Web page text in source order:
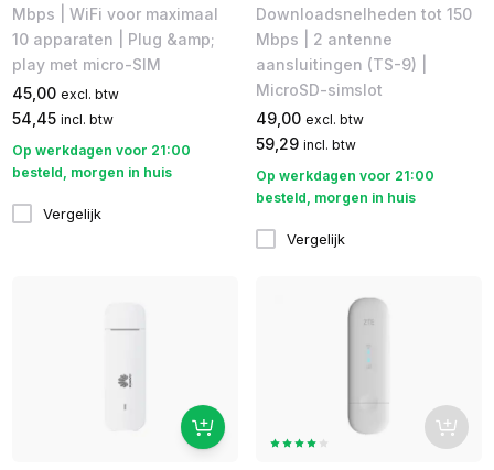
Mbps | WiFi voor maximaal
10 apparaten | Plug &amp;
play met micro-SIM
45,00 excl. btw
54,45 incl. btw
Op werkdagen voor 21:00
besteld, morgen in huis
Vergelijk
Downloadsnelheden tot 150
Mbps | 2 antenne
aansluitingen (TS-9) |
MicroSD-simslot
49,00 excl. btw
59,29 incl. btw
Op werkdagen voor 21:00
besteld, morgen in huis
Vergelijk